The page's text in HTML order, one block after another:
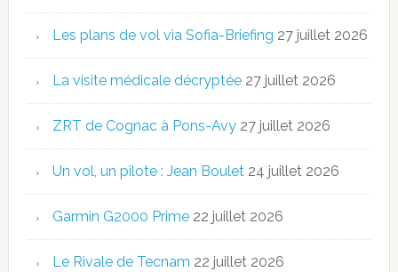
Les plans de vol via Sofia-Briefing 27 juillet 2026
La visite médicale décryptée 27 juillet 2026
ZRT de Cognac à Pons-Avy 27 juillet 2026
Un vol, un pilote : Jean Boulet 24 juillet 2026
Garmin G2000 Prime 22 juillet 2026
Le Rivale de Tecnam 22 juillet 2026